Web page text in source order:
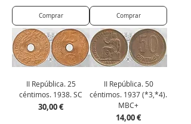
Comprar Comprar
II República. 25
céntimos. 1938. SC
Precio
30,00 €
II República. 50
céntimos. 1937 (*3,*4).
MBC+
Precio
14,00 €